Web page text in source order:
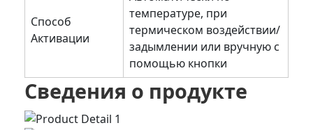
Способ
Активации
температуре, при
термическом воздействии/
задымлении или вручную с
помощью кнопки
Сведения о продукте